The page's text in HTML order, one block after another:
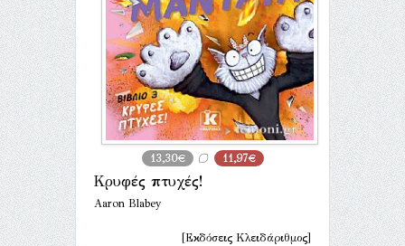
13,30€ 11,97€
Kρυφές πτυχές!
Aaron Blabey
[Εκδόσεις Κλειδάριθμος]